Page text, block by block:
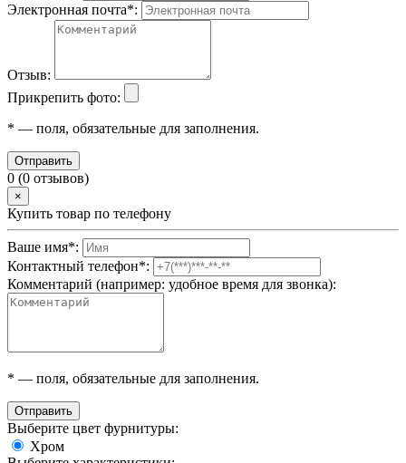
Электронная почта*:
Отзыв:
Прикрепить фото:
* — поля, обязательные для заполнения.
Отправить
0 (0 отзывов)
×
Купить товар по телефону
Ваше имя*:
Контактный телефон*:
Комментарий (например: удобное время для звонка):
* — поля, обязательные для заполнения.
Отправить
Выберите цвет фурнитуры:
Хром